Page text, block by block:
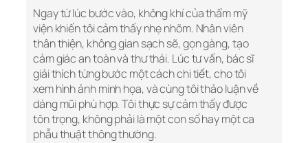
Ngay từ lúc bước vào, không khí của thẩm mỹ
viện khiến tôi cảm thấy nhẹ nhõm. Nhân viên
thân thiện, không gian sạch sẽ, gọn gàng, tạo
cảm giác an toàn và thư thái. Lúc tư vấn, bác sĩ
giải thích từng bước một cách chi tiết, cho tôi
xem hình ảnh minh họa, và cùng tôi thảo luận về
dáng mũi phù hợp. Tôi thực sự cảm thấy được
tôn trọng, không phải là một con số hay một ca
phẫu thuật thông thường.